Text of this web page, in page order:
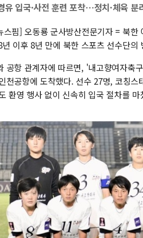
유 입국·사전 훈련 포착…정치·체육 분
스핌] 오동룡 군사방산전문기자 = 북
년 이후 8년 만에 북한 스포츠 선수단의
공항 관계자에 따르면, '내고향여자축
천공항에 도착했다. 선수 27명, 코칭
환영 행사 없이 신속히 입국 절차를 마